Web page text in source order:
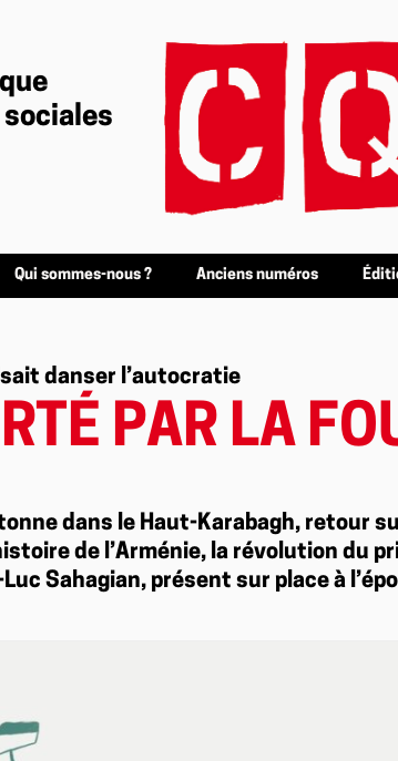
Qui sommes-nous ? Anciens numéros
danser l’autocratie
PAR LA
dans le Haut-Karabagh, retour
de l’Arménie, la révolution du
Sahagian, présent sur place à